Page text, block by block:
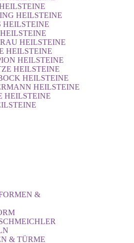
HEILSTEINE
HEILSTEINE
HEILSTEINE
HEILSTEINE
HEILSTEINE
HEILSTEINE
HEILSTEINE
HEILSTEINE
HEILSTEINE
&
& TÜRME